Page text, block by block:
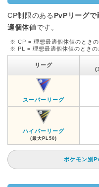
CP制限のある PvPリーグ
適個体値です。
※ CP = 理想最適個体値のとき
※ PL = 理想最適個体値のときの
リーグ
(
スーパーリーグ
ハイパーリーグ
(最大PL50)
ポケモン別